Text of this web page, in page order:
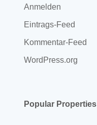
Anmelden
Eintrags-Feed
Kommentar-Feed
WordPress.org
Popular Properties